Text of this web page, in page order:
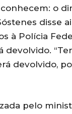
o
disse
à Polícia
devolvido.
devolvido,
pelo